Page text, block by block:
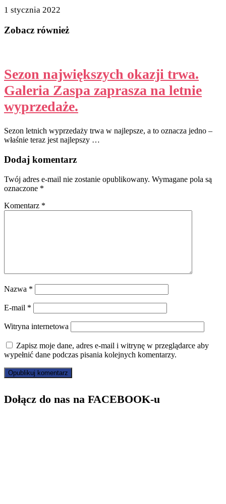
1 stycznia 2022
Zobacz również
Sezon największych okazji trwa.
Galeria Zaspa zaprasza na letnie
wyprzedaże.
Sezon letnich wyprzedaży trwa w najlepsze, a to oznacza jedno –
właśnie teraz jest najlepszy …
Dodaj komentarz
Twój adres e-mail nie zostanie opublikowany. Wymagane pola są
oznaczone *
Komentarz *
Nazwa *
E-mail *
Witryna internetowa
Zapisz moje dane, adres e-mail i witrynę w przeglądarce aby
wypełnić dane podczas pisania kolejnych komentarzy.
Dołącz do nas na FACEBOOK-u